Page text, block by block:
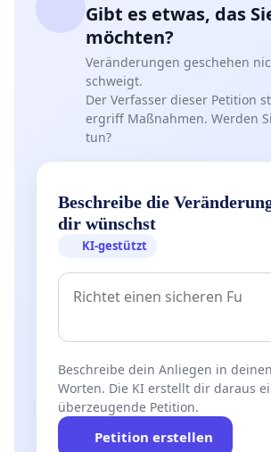
Gibt es etwas, das
möchten?
Veränderungen geschehen
schweigt.
Der Verfasser dieser Petition
ergriff Maßnahmen. Werden
tun?
Beschreibe die
dir wünschst
KI-gestützt
Beschreibe dein Anliegen in
Worten. Die KI erstellt dir daraus
überzeugende Petition.
Petition erstellen